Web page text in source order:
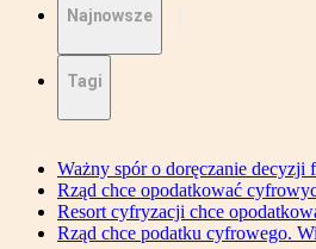
Najnowsze
Tagi
Ważny spór o doręczanie
Rząd chce opodatkować
Resort cyfryzacji chce
Rząd chce podatku cyfrowego.